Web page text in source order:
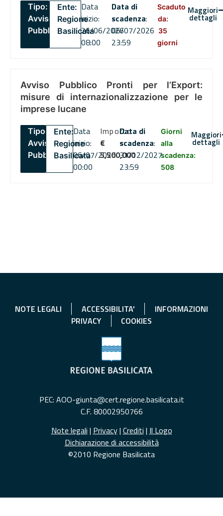
Tipo:
Avviso
Pubblico
Ente:
Regione
Basilicata
Data
inizio:
26/06/2026
08:00
Data di
scadenza:
06/07/2026
23:59
Scaduto
da:
35
giorni
Maggiori
dettagli
Avviso Pubblico Pronti per l’Export:
misure di internazionalizzazione per le
imprese lucane
Tipo:
Avviso
Pubblico
Ente:
Regione
Basilicata
Data
inizio:
06/07/2026
00:00
Importo
€
5,500,000
Data di
scadenza:
31/12/2027
23:59
Giorni
alla
scadenza:
508
Maggiori
dettagli
NOTE LEGALI ACCESSIBILITA'
INFORMAZIONI
PRIVACY
COOKIES
PEC: AOO-giunta@cert.regione.basilicata.it
C.F. 80002950766
Note legali | Privacy| Crediti | Il Logo
Dichiarazione di accessibilità
©2010 Regione Basilicata